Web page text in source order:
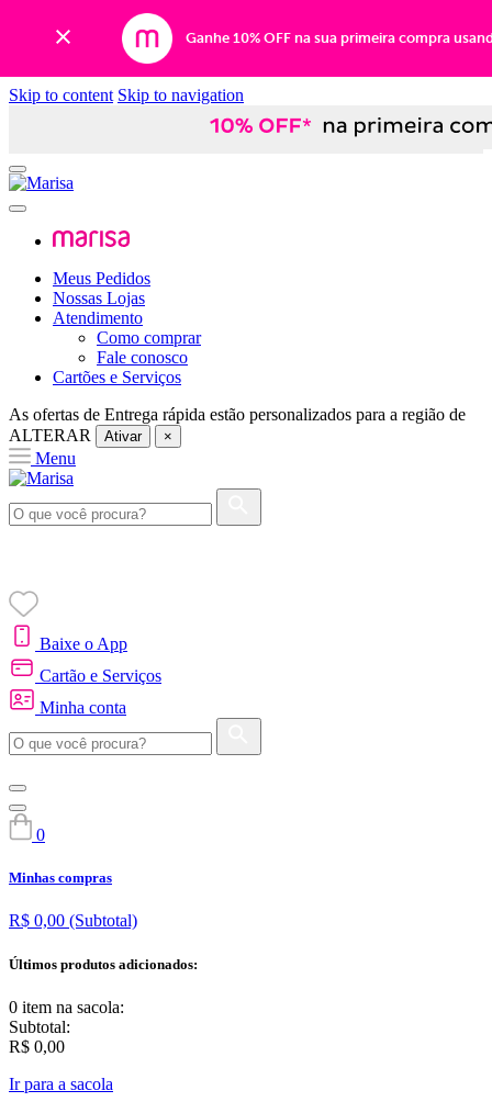
Ganhe 10% OFF na sua primeira compra
Skip to content Skip to navigation
Meus Pedidos
Nossas Lojas
Atendimento
Como comprar
Fale conosco
Cartões e Serviços
As ofertas de Entrega rápida estão personalizados para a região de
ALTERAR
Ativar ×
Menu
Baixe o App
Cartão e Serviços
Minha conta
0
Minhas compras
R$ 0,00 (Subtotal)
Últimos produtos adicionados:
0 item na sacola:
Subtotal:
R$ 0,00
Ir para a sacola